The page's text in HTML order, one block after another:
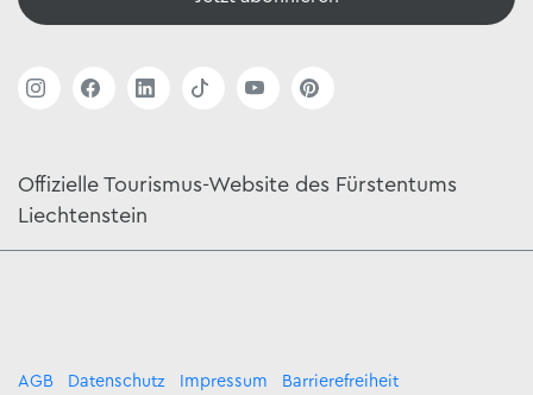
Offizielle Tourismus-Website des Fürstentums
Liechtenstein
AGB Datenschutz Impressum Barrierefreiheit